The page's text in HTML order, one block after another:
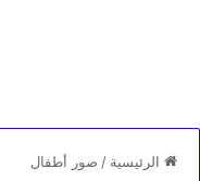
الرئيسية / صور أطفال